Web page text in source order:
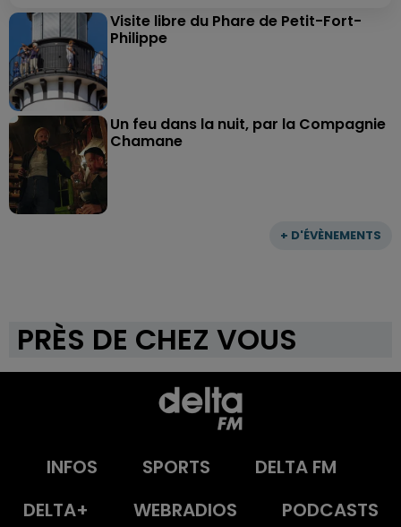
+ D'ÉVÈNEMENTS
Visite libre du Phare de Petit-Fort-
Philippe
Un feu dans la nuit, par la Compagnie
Chamane
PRÈS DE CHEZ VOUS
INFOS SPORTS
DELTA FM
DELTA+
WEBRADIOS PODCASTS